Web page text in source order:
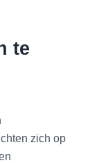
te
zich op